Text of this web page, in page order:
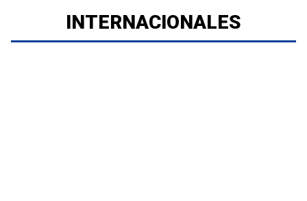
INTERNACIONALES